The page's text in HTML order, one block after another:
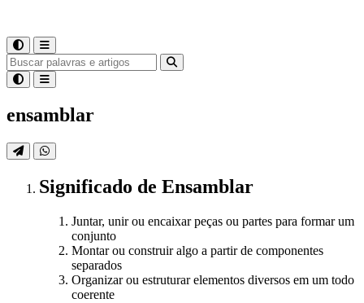
ensamblar
Significado de Ensamblar
Juntar, unir ou encaixar peças ou partes para formar um
conjunto
Montar ou construir algo a partir de componentes
separados
Organizar ou estruturar elementos diversos em um todo
coerente